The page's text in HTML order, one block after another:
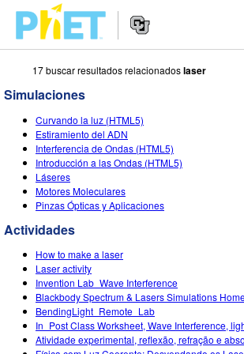
Busca
la
página
Web
de
PhET
sitio
SIMULACIONES
Todas las simulaciones
Física
Matemáticas y Estadísticas
Química
La Tierra y el Espacio
Biología
Simulaciones traducidas
STUDIO
About Studio
Customizable Sims
Comience una prueba gratuita
Comprar una licencia
ENSEÑANZA
Actividades
Activity Contribution Guidelines
Talleres Virtuales
Professional Learning with PhET
INVESTIGACIONES
Diseño inclusivo
PhET Global
Data Fluency
INGRESAR / REGISTRARSE
INGRESAR / REGISTRARSE
17 buscar resultados relacionadoslaser
Simulaciones
Curvando la luz (HTML5)
Estiramiento del ADN
Interferencia de Ondas (HTML5)
Introducción a las Ondas (HTML5)
Láseres
Motores Moleculares
Pinzas Ópticas y Aplicaciones
Actividades
How to make a laser
Laser activity
Invention Lab_Wave Interference
Blackbody Spectrum & Lasers Simulations
BendingLight_Remote_Lab
In_Post Class Worksheet, Wave Interference,
Atividade experimental, reflexão, refração e